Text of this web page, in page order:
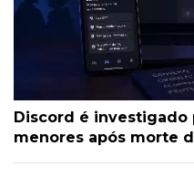
Discord é investigado
menores após morte